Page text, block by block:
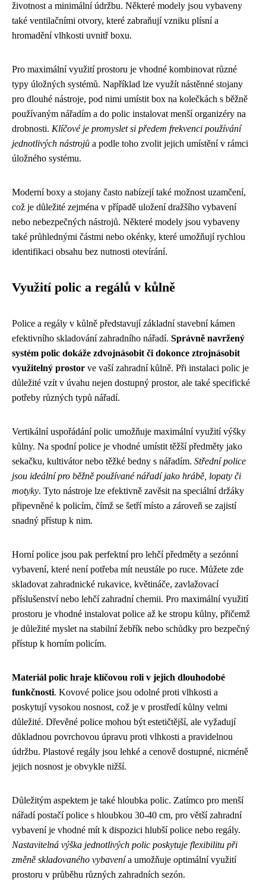
životnost a minimální údržbu. Některé modely jsou vybaveny
také ventilačními otvory, které zabraňují vzniku plísní a
hromadění vlhkosti uvnitř boxu.
Pro maximální využití prostoru je vhodné kombinovat různé
typy úložných systémů. Například lze využít nástěnné stojany
pro dlouhé nástroje, pod nimi umístit box na kolečkách s běžně
používaným nářadím a do polic instalovat menší organizéry na
drobnosti. Klíčové je promyslet si předem frekvenci používání
jednotlivých nástrojů a podle toho zvolit jejich umístění v rámci
úložného systému.
Moderní boxy a stojany často nabízejí také možnost uzamčení,
což je důležité zejména v případě uložení dražšího vybavení
nebo nebezpečných nástrojů. Některé modely jsou vybaveny
také průhlednými částmi nebo okénky, které umožňují rychlou
identifikaci obsahu bez nutnosti otevírání.
Využití polic a regálů v kůlně
Police a regály v kůlně představují základní stavební kámen
efektivního skladování zahradního nářadí. Správně navržený
systém polic dokáže zdvojnásobit či dokonce ztrojnásobit
využitelný prostor ve vaší zahradní kůlně. Při instalaci polic je
důležité vzít v úvahu nejen dostupný prostor, ale také specifické
potřeby různých typů nářadí.
Vertikální uspořádání polic umožňuje maximální využití výšky
kůlny. Na spodní police je vhodné umístit těžší předměty jako
sekačku, kultivátor nebo těžké bedny s nářadím. Střední police
jsou ideální pro běžně používané nářadí jako hrábě, lopaty či
motyky. Tyto nástroje lze efektivně zavěsit na speciální držáky
připevněné k policím, čímž se šetří místo a zároveň se zajistí
snadný přístup k nim.
Horní police jsou pak perfektní pro lehčí předměty a sezónní
vybavení, které není potřeba mít neustále po ruce. Můžete zde
skladovat zahradnické rukavice, květináče, zavlažovací
příslušenství nebo lehčí zahradní chemii. Pro maximální využití
prostoru je vhodné instalovat police až ke stropu kůlny, přičemž
je důležité myslet na stabilní žebřík nebo schůdky pro bezpečný
přístup k horním policím.
Materiál polic hraje klíčovou roli v jejich dlouhodobé
funkčnosti. Kovové police jsou odolné proti vlhkosti a
poskytují vysokou nosnost, což je v prostředí kůlny velmi
důležité. Dřevěné police mohou být estetičtější, ale vyžadují
důkladnou povrchovou úpravu proti vlhkosti a pravidelnou
údržbu. Plastové regály jsou lehké a cenově dostupné, nicméně
jejich nosnost je obvykle nižší.
Důležitým aspektem je také hloubka polic. Zatímco pro menší
nářadí postačí police s hloubkou 30-40 cm, pro větší zahradní
vybavení je vhodné mít k dispozici hlubší police nebo regály.
Nastavitelná výška jednotlivých polic poskytuje flexibilitu při
změně skladovaného vybavenía umožňuje optimální využití
prostoru v průběhu různých zahradních sezón.